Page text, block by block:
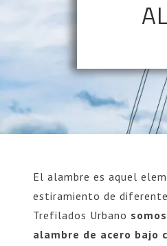
El alambre es aquel
estiramiento de
Trefilados Urbano
alambre de acero bajo